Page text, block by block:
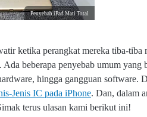
Penyebab iPad Mati Total
ketika perangkat mereka tiba-tiba
beberapa penyebab umum yang
hingga gangguan software.
Jenis IC pada iPhone. Dan, dalam
terus ulasan kami berikut ini!